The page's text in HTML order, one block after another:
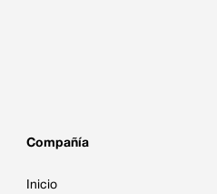
Compañía
Inicio